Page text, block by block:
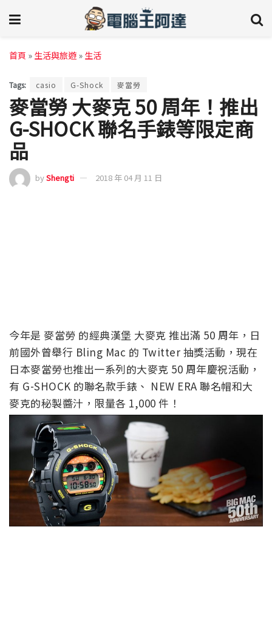
首頁 » 生活與旅遊 » 生活
Tags: casio G-Shock 麥當勞
麥當勞 大麥克 50 周年！推出
G-SHOCK 聯名手錶等限定商
品
byShengti 2018 年 04 月 11 日
今年是 麥當勞 的經典漢堡 大麥克 推出滿 50 周年，日
前國外曾舉行 Bling Mac 的 Twitter 抽獎活動，現在
日本麥當勞也推出一系列的大麥克 50 周年慶祝活動，
有 G-SHOCK 的聯名款手錶、 NEW ERA 聯名帽和大
麥克的秘製醬汁，限量各 1,000 件！